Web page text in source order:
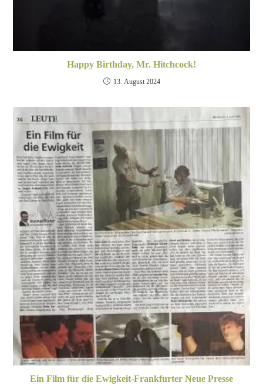
Happy Birthday, Mr. Hitchcock!
13. August 2024
Ein Film für die Ewigkeit-Frankfurter Neue Presse